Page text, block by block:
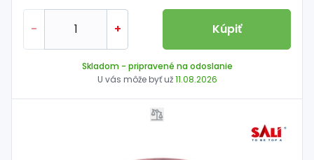
- + Kúpiť
Skladom - pripravené na odoslanie
U vás môže byť už11.08.2026